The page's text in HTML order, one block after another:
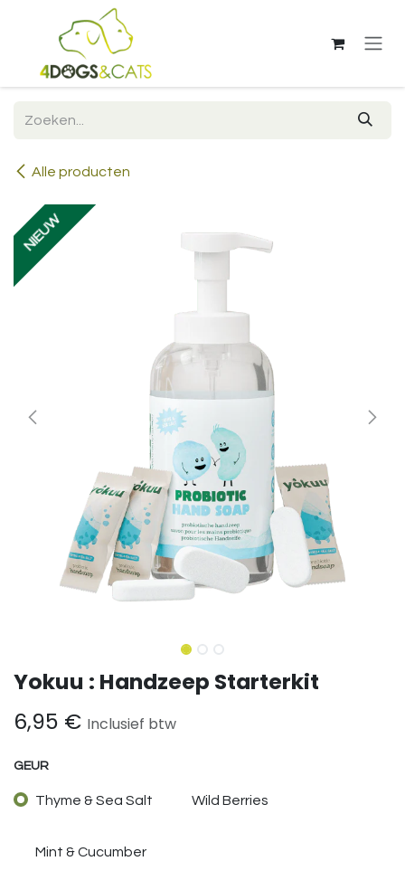
Overslaan naar inhoud
Alle producten
NIEUW
Yokuu : Handzeep Starterkit
6,95 € Inclusief btw
GEUR
Thyme & Sea Salt Wild Berries
Mint & Cucumber